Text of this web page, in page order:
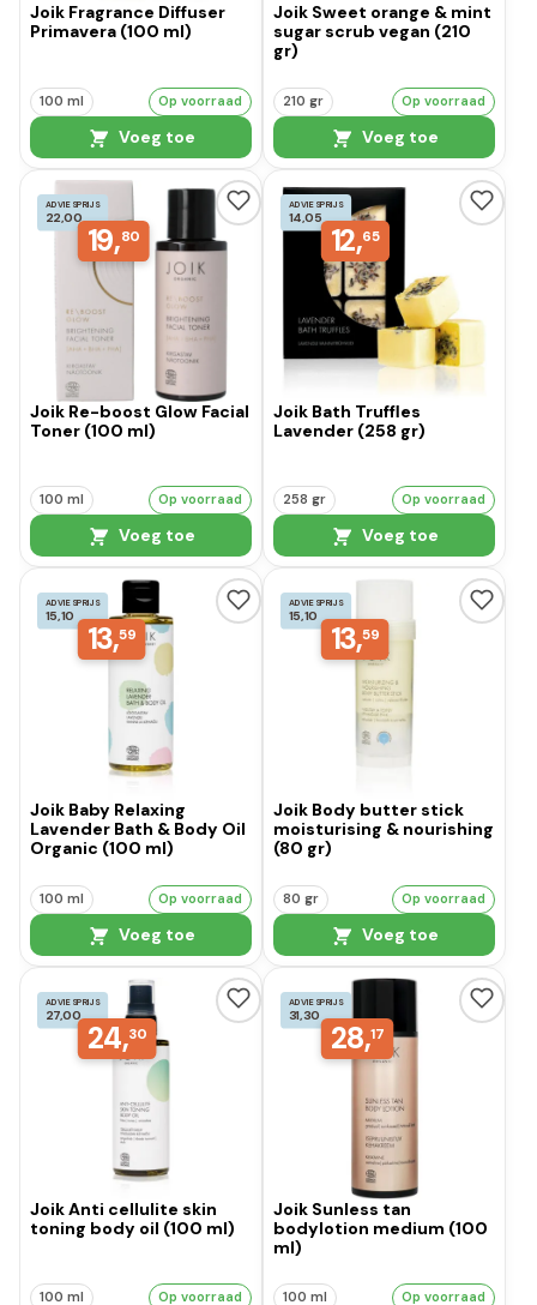
Joik Fragrance Diffuser
Primavera (100 ml)
100 ml Op voorraad
Voeg toe
Joik Sweet orange & mint
sugar scrub vegan (210
gr)
210 gr Op voorraad
Voeg toe
ADVIESPRIJS
22,00
19,80
Joik Re-boost Glow Facial
Toner (100 ml)
100 ml Op voorraad
Voeg toe
ADVIESPRIJS
14,05
12,65
Joik Bath Truffles
Lavender (258 gr)
258 gr Op voorraad
Voeg toe
ADVIESPRIJS
15,10
13,59
Joik Baby Relaxing
Lavender Bath & Body Oil
Organic (100 ml)
100 ml Op voorraad
Voeg toe
ADVIESPRIJS
15,10
13,59
Joik Body butter stick
moisturising & nourishing
(80 gr)
80 gr Op voorraad
Voeg toe
ADVIESPRIJS
27,00
24,30
Joik Anti cellulite skin
toning body oil (100 ml)
100 ml Op voorraad
ADVIESPRIJS
31,30
28,17
Joik Sunless tan
bodylotion medium (100
ml)
100 ml Op voorraad